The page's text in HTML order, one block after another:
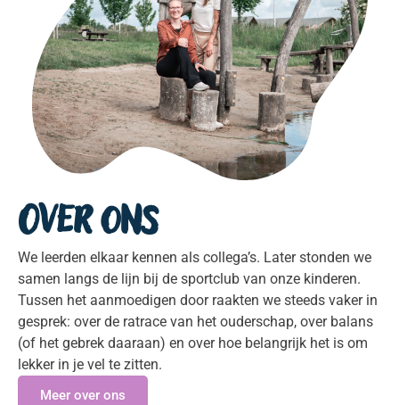
Over ons
We leerden elkaar kennen als collega’s. Later stonden we
samen langs de lijn bij de sportclub van onze kinderen.
Tussen het aanmoedigen door raakten we steeds vaker in
gesprek: over de ratrace van het ouderschap, over balans
(of het gebrek daaraan) en over hoe belangrijk het is om
lekker in je vel te zitten.
Meer over ons